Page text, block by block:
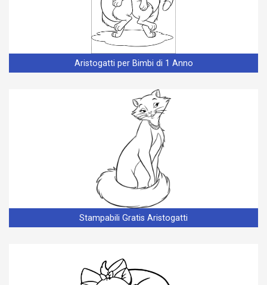
Aristogatti per Bimbi di 1 Anno
Stampabili Gratis Aristogatti